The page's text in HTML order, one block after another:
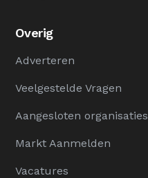
Overig
Adverteren
Veelgestelde Vragen
Aangesloten organisaties
Markt Aanmelden
Vacatures